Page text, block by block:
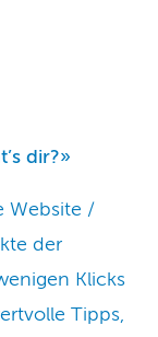
dir?»
Website /
der
Klicks
Tipps,